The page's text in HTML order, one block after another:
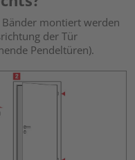
Bänder montiert werden
der Tür
Pendeltüren).